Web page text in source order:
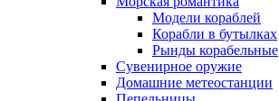
Модели кораблей
Корабли в бутылках
Рынды корабельные
Сувенирное оружие
Домашние метеостанции